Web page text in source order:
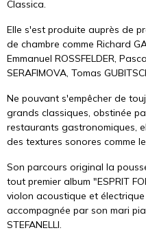
Classica.
Elle s'est produite auprès de
de chambre comme Richard
Emmanuel ROSSFELDER,
SERAFIMOVA, Tomas
Ne pouvant s'empêcher de
grands classiques, obstinée
restaurants gastronomiques,
des textures sonores comme
Son parcours original la
tout premier album "ESPRIT
violon acoustique et
accompagnée par son mari
STEFANELLI.